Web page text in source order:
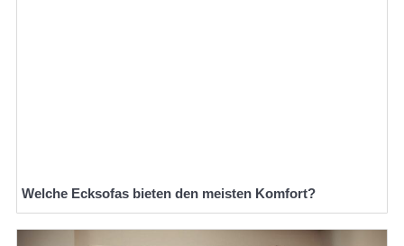
Welche Ecksofas bieten den meisten Komfort?